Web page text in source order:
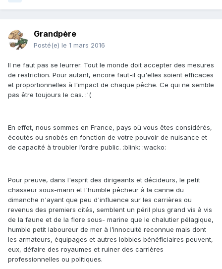
Grandpère
Posté(e) le 1 mars 2016
Il ne faut pas se leurrer. Tout le monde doit accepter des mesures
de restriction. Pour autant, encore faut-il qu'elles soient efficaces
et proportionnelles à l'impact de chaque pêche. Ce qui ne semble
pas être toujours le cas. :'(
En effet, nous sommes en France, pays où vous êtes considérés,
écoutés ou snobés en fonction de votre pouvoir de nuisance et
de capacité à troubler l’ordre public. :blink: :wacko:
Pour preuve, dans l'esprit des dirigeants et décideurs, le petit
chasseur sous-marin et l'humble pêcheur à la canne du
dimanche n'ayant que peu d'influence sur les carrières ou
revenus des premiers cités, semblent un péril plus grand vis à vis
de la faune et de la flore sous- marine que le chalutier pélagique,
humble petit laboureur de mer à l’innocuité reconnue mais dont
les armateurs, équipages et autres lobbies bénéficiaires peuvent,
eux, défaire des royaumes et ruiner des carrières
professionnelles ou politiques.